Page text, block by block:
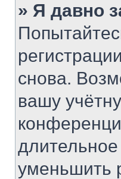
» Я давно
снова.
вашу
уменьшить